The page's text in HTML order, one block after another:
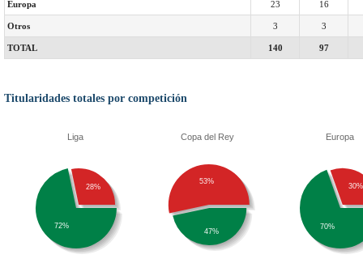
Europa 23 16
Otros 3 3
TOTAL 140 97
Titularidades totales por competición
Liga
72%
28%
Copa del Rey
47%
53%
Europa
70%
30%